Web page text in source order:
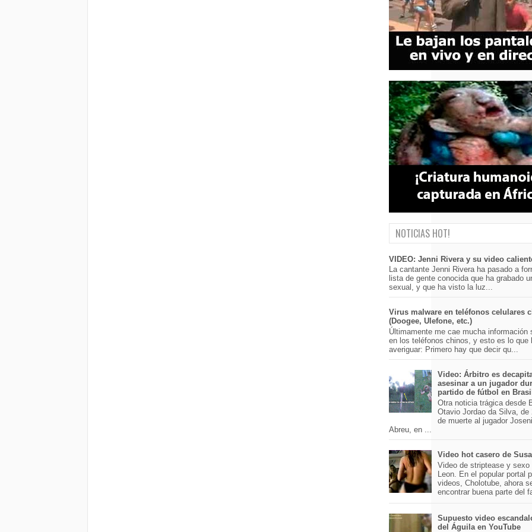
NOTICIAS HOT!
VIDEO: Jenni Rivera y su video
La cantante Jenni Rivera ha pasado a
lista de gente conocida que ha grabado
sexual, y que ha visto la luz...
Virus malware en teléfonos celulares
(Doogee, Ulefone, etc.)
Últimamente me cae mucha información
en los teléfonos chinos, y esto es lo que
averiguar: Primero hay que decir qu...
Video: Árbitro es
asesinar a un jugador
partido de fútbol en
Otra noticia trágica desde
Otavio Jordao da Silva, de
de muerte al jugador
Abreu, en ...
Video hot casero de
Video de striptease y sexo
Leon. En el popular portal
videos, Cholotube, ahora
encontrar buena parte del
Supuesto video
del Águila en YouTube